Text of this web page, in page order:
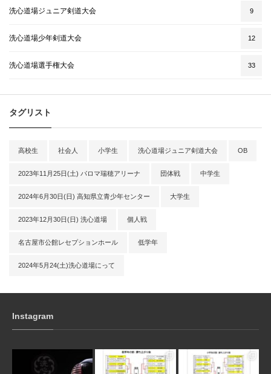
洗心道場ジュニア剣道大会 9
洗心道場少年剣道大会 12
洗心道場選手権大会 33
タグリスト
高校生 社会人 小学生 洗心道場ジュニア剣道大会 OB
2023年11月25日(土) パロマ瑞穂アリーナ 団体戦 中学生
2024年6月30日(日) 高知県立青少年センター 大学生
2023年12月30日(日) 洗心道場 個人戦
名古屋市公館レセプションホール 低学年
2024年5月24(土)洗心道場にって
Instagram
1月 31 1月 31